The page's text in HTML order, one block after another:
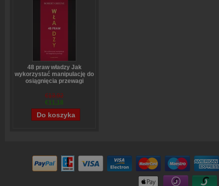
48 praw władzy Jak
wykorzystać manipulację do
osiągnięcia przewagi
€13,92
€11,18